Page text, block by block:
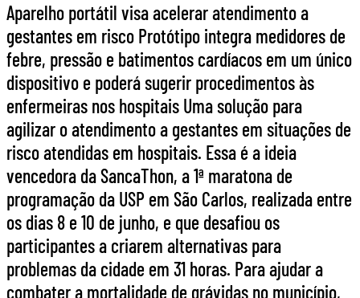
Aparelho portátil visa acelerar atendimento a
gestantes em risco Protótipo integra medidores de
febre, pressão e batimentos cardíacos em um único
dispositivo e poderá sugerir procedimentos às
enfermeiras nos hospitais Uma solução para
agilizar o atendimento a gestantes em situações de
risco atendidas em hospitais. Essa é a ideia
vencedora da SancaThon, a 1ª maratona de
programação da USP em São Carlos, realizada entre
os dias 8 e 10 de junho, e que desafiou os
participantes a criarem alternativas para
problemas da cidade em 31 horas. Para ajudar a
combater a mortalidade de grávidas no município,